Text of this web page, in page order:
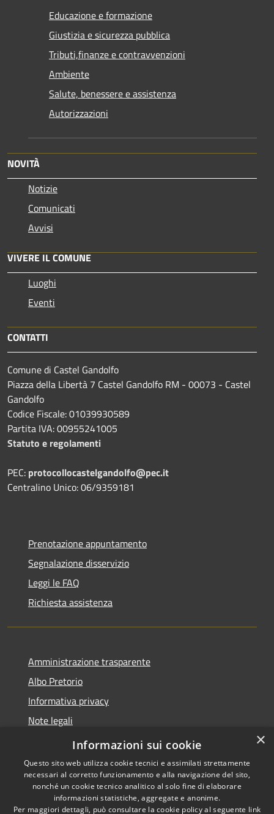
Educazione e formazione
Giustizia e sicurezza pubblica
Tributi,finanze e contravvenzioni
Ambiente
Salute, benessere e assistenza
Autorizzazioni
NOVITÀ
Notizie
Comunicati
Avvisi
VIVERE IL COMUNE
Luoghi
Eventi
CONTATTI
Comune di Castel Gandolfo
Piazza della Libertà 7 Castel Gandolfo RM - 00073 - Castel
Gandolfo
Codice Fiscale: 01039930589
Partita IVA: 00955241005
Statuto e regolamenti
PEC: protocollocastelgandolfo@pec.it
Centralino Unico: 06/9359181
Prenotazione appuntamento
Segnalazione disservizio
Leggi le FAQ
Richiesta assistenza
Amministrazione trasparente
Albo Pretorio
Informativa privacy
Note legali
Dichiarazione di accessibilità
Copyright © 2026 • Comune di
×
Informazioni sui cookie
Questo sito web utilizza cookie tecnici e assimilati strettamente
necessari al corretto funzionamento e alla navigazione del sito,
nonché un cookie tecnico analitico al solo fine di elaborare
informazioni statistiche, aggregate e anonime.
Per maggiori dettagli, può consultare la cookie policy al seguente link